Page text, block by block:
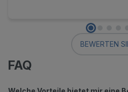
BEWERTEN
FAQ